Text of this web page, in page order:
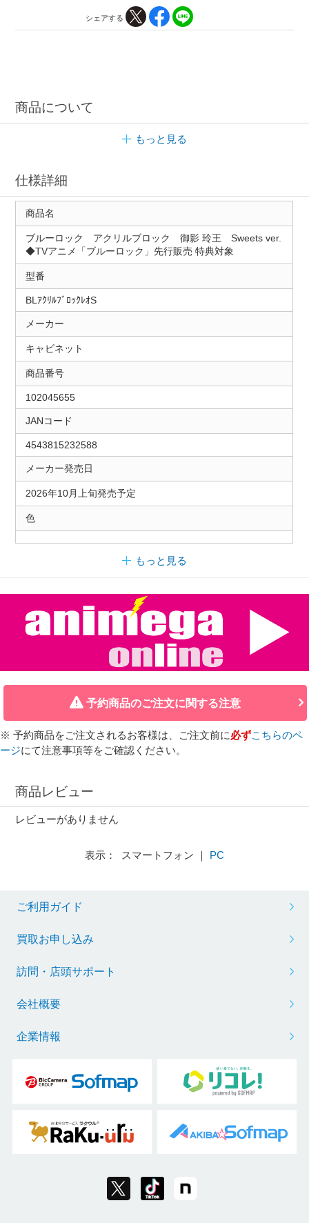
シェアする
商品について
もっと見る
仕様詳細
商品名
ブルーロック アクリルブロック 御影 玲王 Sweets ver.
◆TVアニメ「ブルーロック」先行販売 特典対象
型番
BLｱｸﾘﾙﾌﾞﾛｯｸﾚｵS
メーカー
キャビネット
商品番号
102045655
JANコード
4543815232588
メーカー発売日
2026年10月上旬発売予定
色
もっと見る
予約商品のご注文に関する注意
※ 予約商品をご注文されるお客様は、ご注文前に必ずこちらのペ
ージにて注意事項等をご確認ください。
商品レビュー
レビューがありません
表示： スマートフォン ｜ PC
ご利用ガイド
買取お申し込み
訪問・店頭サポート
会社概要
企業情報